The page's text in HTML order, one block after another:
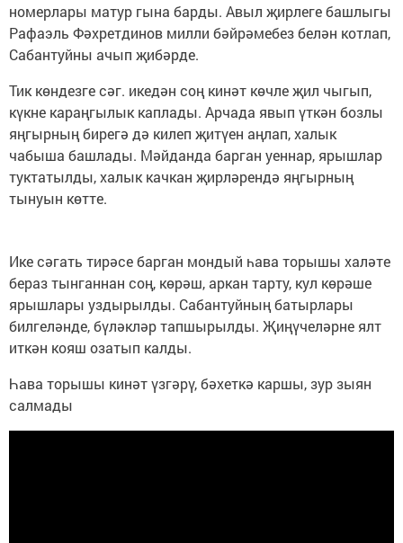
номерлары матур гына барды. Авыл җирлеге башлыгы
Рафаэль Фәхретдинов милли бәйрәмебез белән котлап,
Сабантуйны ачып җибәрде.
Тик көндезге сәг. икедән соң кинәт көчле җил чыгып,
күкне караңгылык каплады. Арчада явып үткән бозлы
яңгырның бирегә дә килеп җитүен аңлап, халык
чабыша башлады. Мәйданда барган уеннар, ярышлар
туктатылды, халык качкан җирләрендә яңгырның
тынуын көтте.
Ике сәгать тирәсе барган мондый һава торышы халәте
бераз тынганнан соң, көрәш, аркан тарту, кул көрәше
ярышлары уздырылды. Сабантуйның батырлары
билгеләнде, бүләкләр тапшырылды. Җиңүчеләрне ялт
иткән кояш озатып калды.
Һава торышы кинәт үзгәрү, бәхеткә каршы, зур зыян
салмады